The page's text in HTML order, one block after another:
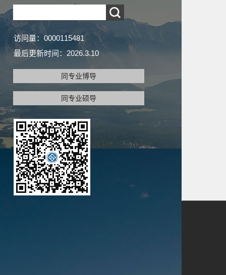
访问量： 0000115481
最后更新时间： 2026.3.10
同专业博导
同专业硕导